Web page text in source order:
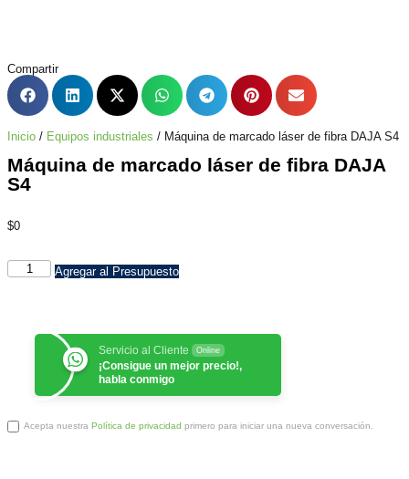
Compartir
Inicio / Equipos industriales / Máquina de marcado láser de fibra DAJA S4
Máquina de marcado láser de fibra DAJA
S4
$0
Agregar al Presupuesto
Servicio al Cliente Online
¡Consigue un mejor precio!,
habla conmigo
Acepta nuestra Política de privacidad primero para iniciar una nueva conversación.